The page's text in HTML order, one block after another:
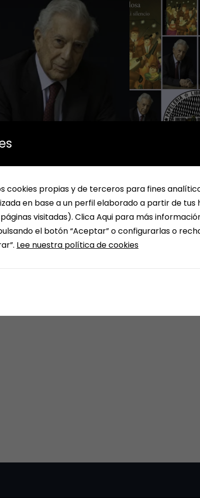
A veces llegan
cookies propias y de terceros para fines
en base a un perfil elaborado a partir de
visitadas). Clica Aqui para más
el botón “Aceptar” o configurarlas o
Lee nuestra política de cookies